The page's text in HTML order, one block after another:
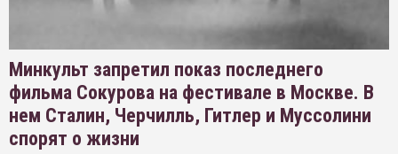
Минкульт запретил показ последнего
фильма Сокурова на фестивале в Москве. В
нем Сталин, Черчилль, Гитлер и Муссолини
спорят о жизни